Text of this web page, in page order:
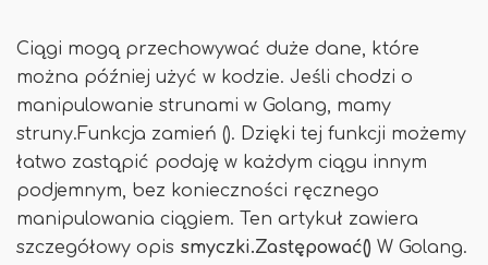
Ciągi mogą przechowywać duże dane, które
można później użyć w kodzie. Jeśli chodzi o
manipulowanie strunami w Golang, mamy
struny.Funkcja zamień (). Dzięki tej funkcji możemy
łatwo zastąpić podaję w każdym ciągu innym
podjemnym, bez konieczności ręcznego
manipulowania ciągiem. Ten artykuł zawiera
szczegółowy opis smyczki.Zastępować() W Golang.